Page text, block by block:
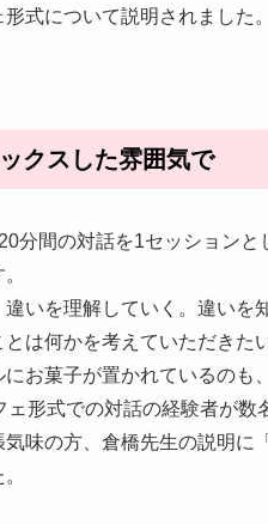
式について説明されました。
クスした雰囲気で
分間の対話を1セッションと
いを理解していく。違いを
は何かを考えていただきた
お菓子が置かれているのも
形式での対話の経験者が数
味の方、倉橋先生の説明に